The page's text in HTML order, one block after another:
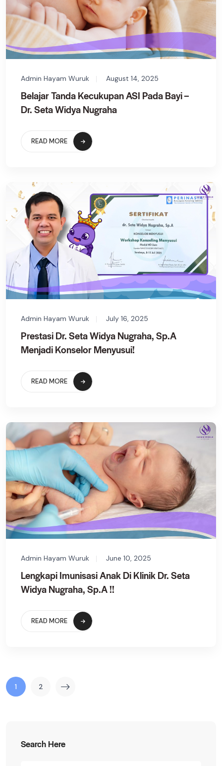
Admin Hayam Wuruk August 14, 2025
Belajar Tanda Kecukupan ASI Pada Bayi –
Dr. Seta Widya Nugraha
READ MORE
Admin Hayam Wuruk July 16, 2025
Prestasi Dr. Seta Widya Nugraha, Sp.A
Menjadi Konselor Menyusui!
READ MORE
Admin Hayam Wuruk June 10, 2025
Lengkapi Imunisasi Anak Di Klinik Dr. Seta
Widya Nugraha, Sp.A !!
READ MORE
1 2
Search Here